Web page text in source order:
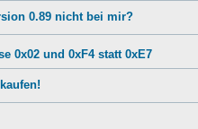
0.89 nicht bei mir?
0x02 und 0xF4 statt 0xE7